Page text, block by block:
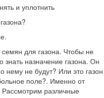
и уплотнить
для газона. Чтобы не
назначение газона. Он
нему не будут? Или это газон
поле?. Именно от
Рассмотрим различные